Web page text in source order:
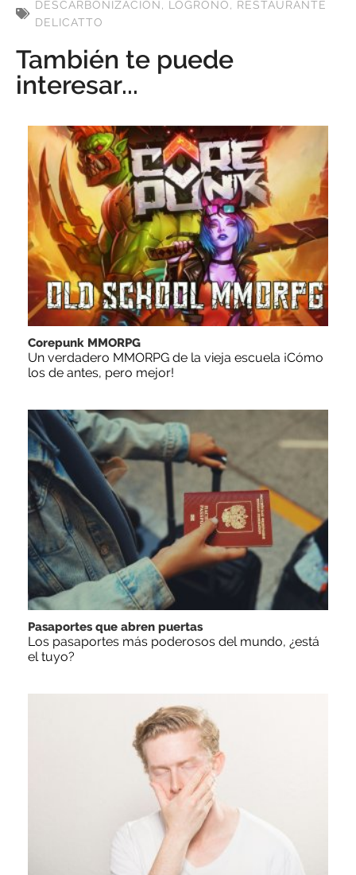
DESCARBONIZACIÓN, LOGROÑO, RESTAURANTE
DELICATTO
También te puede
interesar...
Corepunk MMORPG
Un verdadero MMORPG de la vieja escuela ¡Cómo
los de antes, pero mejor!
Pasaportes que abren puertas
Los pasaportes más poderosos del mundo, ¿está
el tuyo?